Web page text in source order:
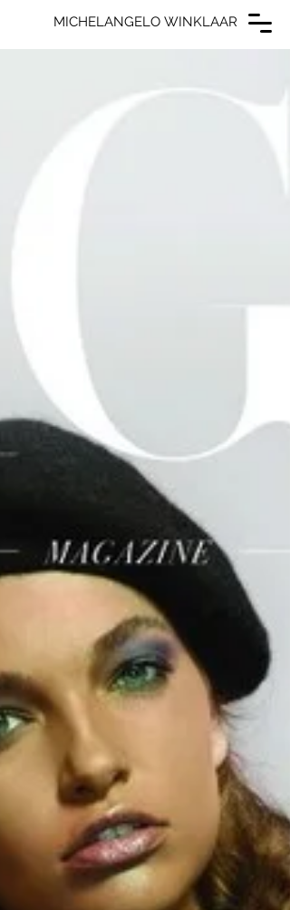
MICHELANGELO WINKLAAR
MICHELANGELO WINKLAAR